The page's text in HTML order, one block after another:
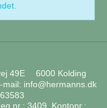
49E
6000 Kolding
mail: info@hermanns.dk
3409, Kontonr.: